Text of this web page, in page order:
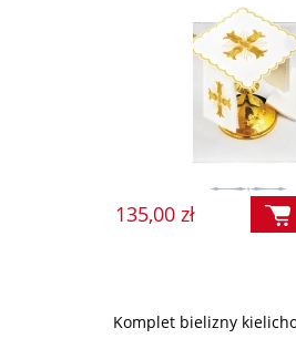
135,00 zł
Komplet bielizny